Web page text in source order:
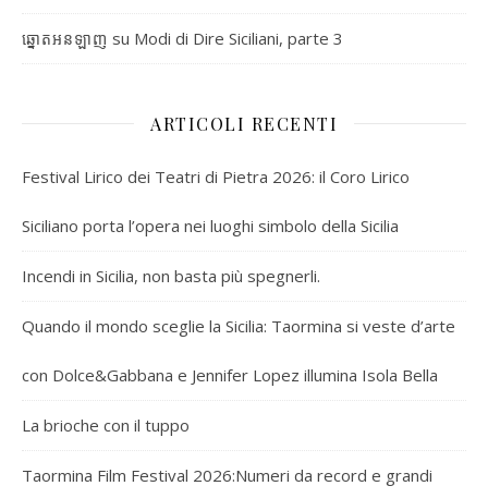
ឆ្នោតអនឡាញ su Modi di Dire Siciliani, parte 3
ARTICOLI RECENTI
Festival Lirico dei Teatri di Pietra 2026: il Coro Lirico
Siciliano porta l’opera nei luoghi simbolo della Sicilia
Incendi in Sicilia, non basta più spegnerli.
Quando il mondo sceglie la Sicilia: Taormina si veste d’arte
con Dolce&Gabbana e Jennifer Lopez illumina Isola Bella
La brioche con il tuppo
Taormina Film Festival 2026:Numeri da record e grandi